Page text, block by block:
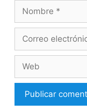
Nombre
Correo
Web